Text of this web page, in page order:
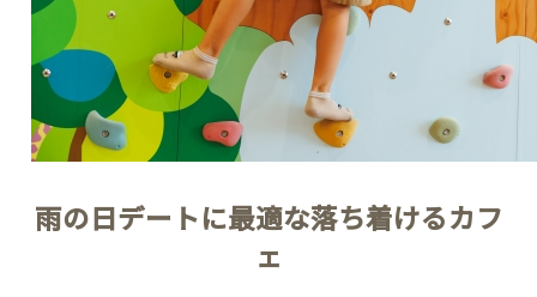
雨の日デートに最適な落ち着けるカフ
ェ